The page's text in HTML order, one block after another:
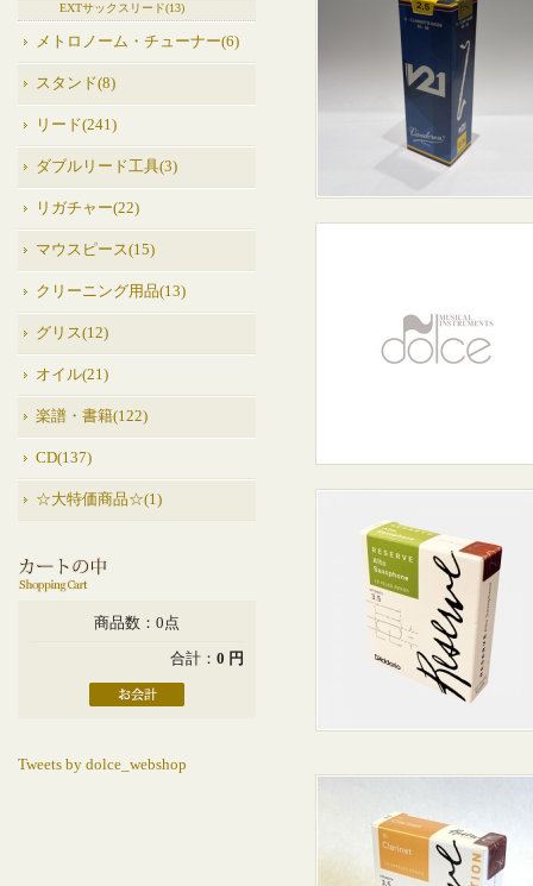
EXTサックスリード(13)
メトロノーム・チューナー(6)
スタンド(8)
リード(241)
ダブルリード工具(3)
リガチャー(22)
マウスピース(15)
クリーニング用品(13)
グリス(12)
オイル(21)
楽譜・書籍(122)
CD(137)
☆大特価商品☆(1)
商品数：0点
合計： 0 円
Tweets by dolce_webshop